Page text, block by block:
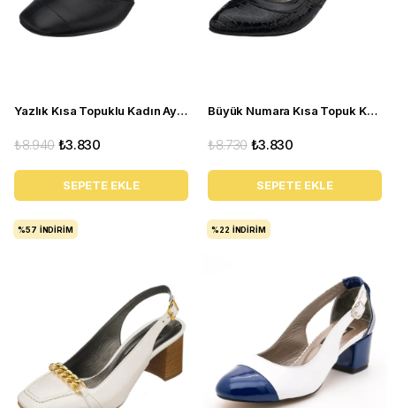
Yazlık Kısa Topuklu Kadın Ayakkabı LTF00141 Siyah
₺3.830
₺8.940
SEPETE EKLE
Büyük Numara Kısa Topuk Kadın Ayakkabı LTF00151 siyah
₺3.830
₺8.730
SEPETE EKLE
%57 İNDIRIM %22 İNDIRIM